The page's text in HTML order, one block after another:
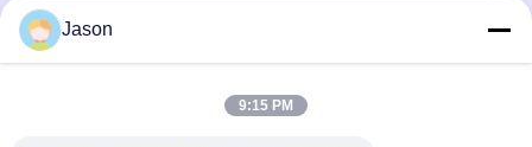
Jason
9:15 PM